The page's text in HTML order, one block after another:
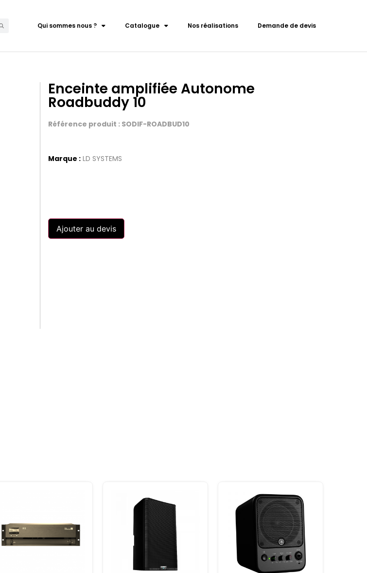
Qui sommes nous ? Catalogue Nos réalisations Demande de devis
Enceinte amplifiée Autonome
Roadbuddy 10
Référence produit : SODIF-ROADBUD10
Marque : LD SYSTEMS
Ajouter au devis